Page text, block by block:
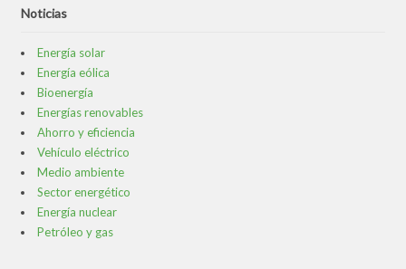
Noticias
Energía solar
Energía eólica
Bioenergía
Energías renovables
Ahorro y eficiencia
Vehículo eléctrico
Medio ambiente
Sector energético
Energía nuclear
Petróleo y gas